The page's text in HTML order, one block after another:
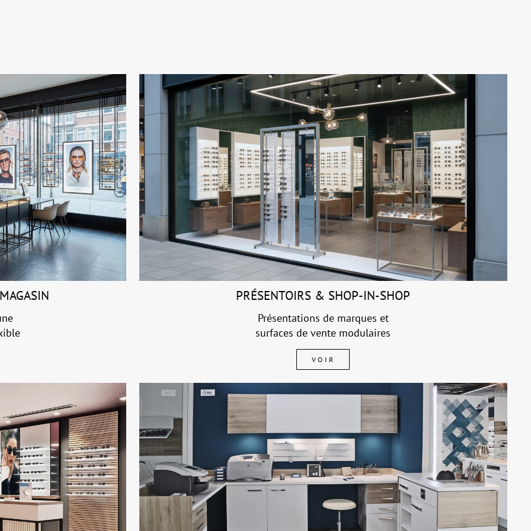
PRÉSENTOIRS & SHOP-IN-SHOP
Présentations de marques et
surfaces de vente modulaires
VOIR